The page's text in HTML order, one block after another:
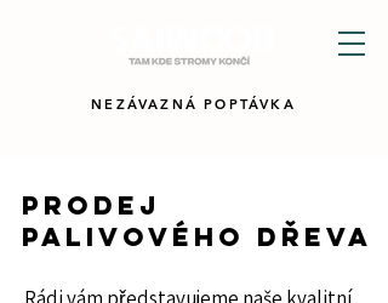
NEZÁVAZNÁ POPTÁVKA
PRODEJ
PALIVOVÉHO DŘEVA